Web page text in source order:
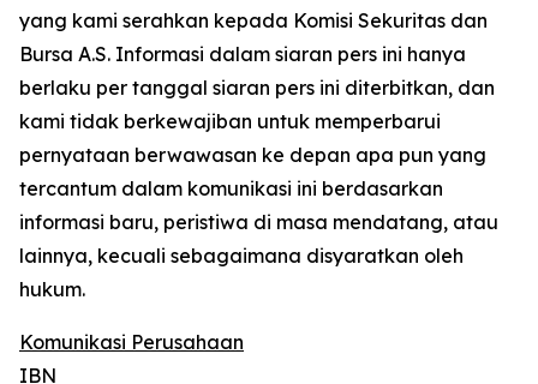
yang kami serahkan kepada Komisi Sekuritas dan
Bursa A.S. Informasi dalam siaran pers ini hanya
berlaku per tanggal siaran pers ini diterbitkan, dan
kami tidak berkewajiban untuk memperbarui
pernyataan berwawasan ke depan apa pun yang
tercantum dalam komunikasi ini berdasarkan
informasi baru, peristiwa di masa mendatang, atau
lainnya, kecuali sebagaimana disyaratkan oleh
hukum.
Komunikasi Perusahaan
IBN